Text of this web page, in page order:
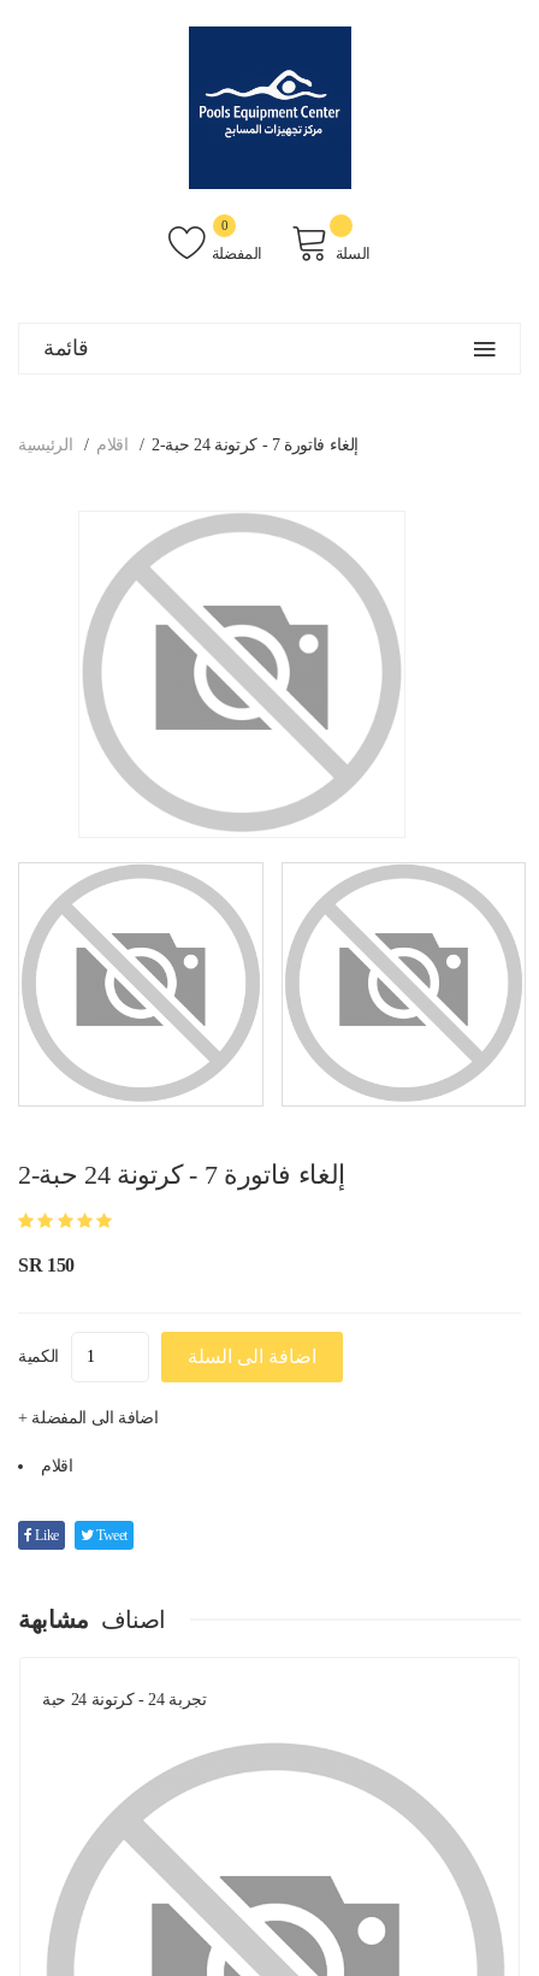
المفضلة
0
السلة
قائمة
الرئيسية اقلام إلغاء فاتورة 7 - كرتونة 24 حبة-2
إلغاء فاتورة 7 - كرتونة 24 حبة-2
SR 150
الكمية اضافة الى السلة
+ اضافة الى المفضلة
اقلام
Like Tweet
اصناف مشابهة
تجربة 24 - كرتونة 24 حبة